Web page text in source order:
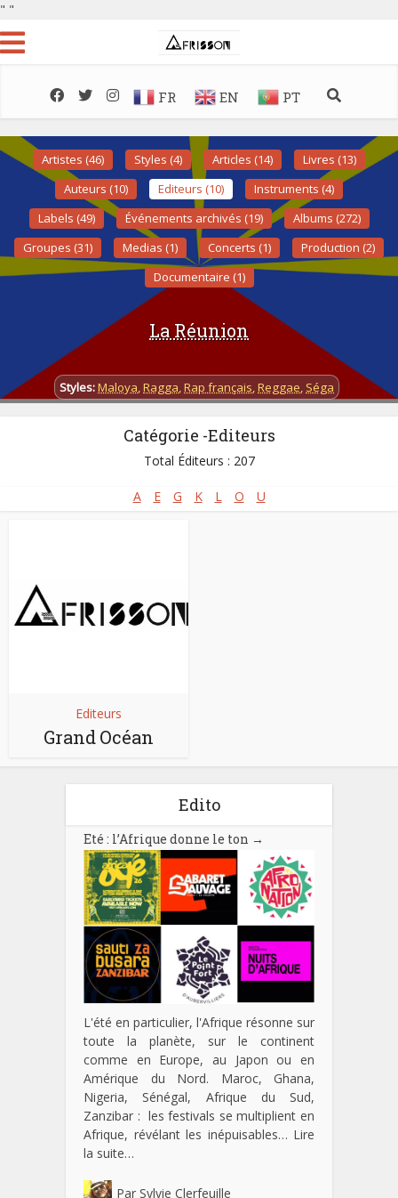
" "
FR EN PT
Artistes (46) Styles (4) Articles (14)
Livres (13)
Auteurs (10)
Editeurs (10)
Instruments (4)
Labels (49)
Événements archivés (19)
Albums (272)
Groupes (31)
Medias (1) Concerts (1)
Production (2)
Documentaire (1)
La Réunion
Styles:Maloya,Ragga,Rap français,Reggae, Séga
Catégorie -Editeurs
Total Éditeurs : 207
A E G K L O U
Editeurs
Grand Océan
Edito
Eté : l’Afrique donne le ton →
L'été en particulier, l'Afrique résonne sur
toute la planète, sur le continent
comme en Europe, au Japon ou en
Amérique du Nord. Maroc, Ghana,
Nigeria, Sénégal, Afrique du Sud,
Zanzibar : les festivals se multiplient en
Afrique, révélant les inépuisables… Lire
la suite…
Par Sylvie Clerfeuille